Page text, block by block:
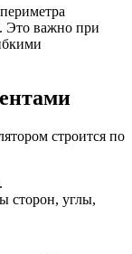
Это важно при
строится по
сторон, углы,